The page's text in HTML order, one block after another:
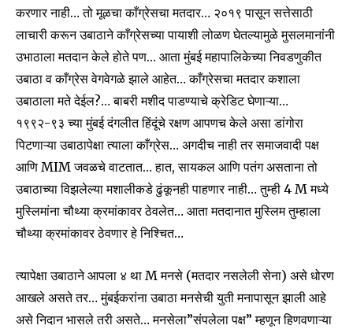
करणार नाही… तो मूळचा काँग्रेसचा मतदार… २०१९ पासून सत्तेसाठी
लाचारी करून उबाठाने काँग्रेसच्या पायाशी लोळण घेतल्यामुळे मुसलमानांनी
उभाठाला मतदान केले होते पण… आता मुंबई महापालिकेच्या निवडणुकीत
उबाठा व काँग्रेस वेगवेगळे झाले आहेत… काँग्रेसचा मतदार कशाला
उबाठाला मते देईल?… बाबरी मशीद पाडण्याचे क्रेडिट घेणाऱ्या…
१९९२-९३ च्या मुंबई दंगलीत हिंदूंचे रक्षण आपणच केले असा डांगोरा
पिटणाऱ्या उबाठापेक्षा त्याला काँग्रेस… अगदीच नाही तर समाजवादी पक्ष
आणि MIM जवळचे वाटतात… हात, सायकल आणि पतंग असताना तो
उबाठाच्या विझलेल्या मशालीकडे ढुंकूनही पाहणार नाही… तुम्ही 4 M मध्ये
मुस्लिमांना चौथ्या क्रमांकावर ठेवलेत… आता मतदानात मुस्लिम तुम्हाला
चौथ्या क्रमांकावर ठेवणार हे निश्चित…
त्यापेक्षा उबाठाने आपला ४ था M मनसे (मतदार नसलेली सेना) असे धोरण
आखले असते तर… मुंबईकरांना उबाठा मनसेची युती मनापासून झाली आहे
असे निदान भासले तरी असते… मनसेला”संपलेला पक्ष” म्हणून हिणवणाऱ्या